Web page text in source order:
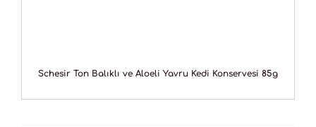
Schesir Ton Balıklı ve Aloeli Yavru Kedi Konservesi 85g